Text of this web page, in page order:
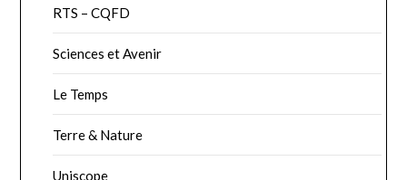
RTS – CQFD
Sciences et Avenir
Le Temps
Terre & Nature
Uniscope